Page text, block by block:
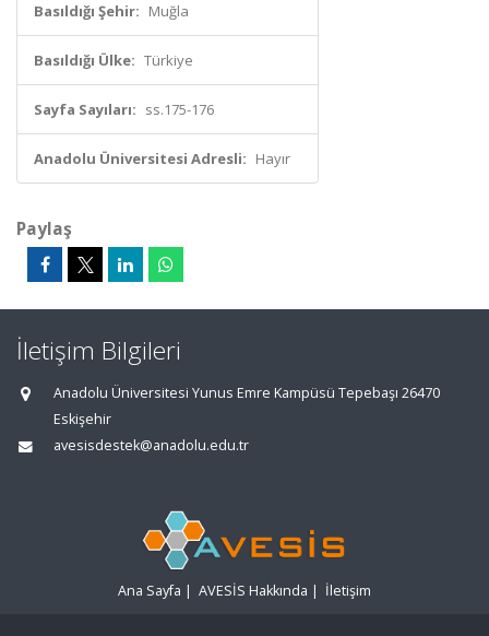
Basıldığı Şehir: Muğla
Basıldığı Ülke: Türkiye
Sayfa Sayıları: ss.175-176
Anadolu Üniversitesi Adresli: Hayır
Paylaş
İletişim Bilgileri
Anadolu Üniversitesi Yunus Emre Kampüsü Tepebaşı 26470
Eskişehir
avesisdestek@anadolu.edu.tr
Ana Sayfa | AVESİS Hakkında | İletişim